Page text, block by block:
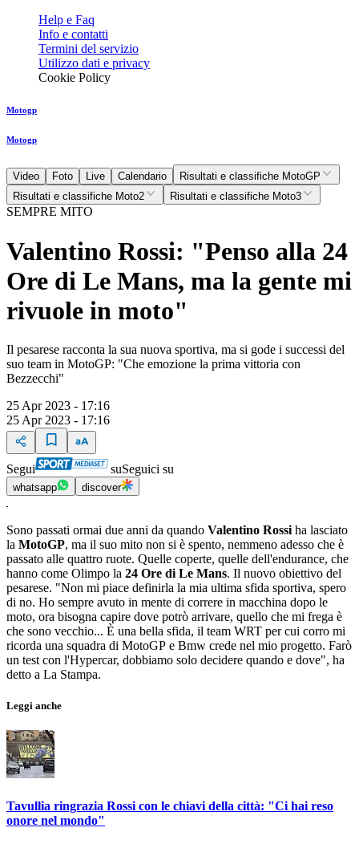
Help e Faq
Info e contatti
Termini del servizio
Utilizzo dati e privacy
Cookie Policy
Motogp
Motogp
Video Foto Live Calendario
Risultati e classifiche MotoGP
Risultati e classifiche Moto2
Risultati e classifiche Moto3
SEMPRE MITO
Valentino Rossi: "Penso alla 24
Ore di Le Mans, ma la gente mi
rivuole in moto"
Il pesarese racconta la sua nuova sportiva, ma si gode i successi del
suo team in MotoGP: "Che emozione la prima vittoria con
Bezzecchi"
25 Apr 2023 - 17:16
25 Apr 2023 - 17:16
Segui suSeguici su
whatsapp discover
Sono passati ormai due anni da quando Valentino Rossi ha lasciato
la MotoGP, ma il suo mito non si è spento, nemmeno adesso che è
passato alle quattro ruote. Quelle coperte, quelle dell'endurance, che
hanno come Olimpo la 24 Ore di Le Mans. Il nuovo obiettivo del
pesarese. "Non mi piace definirla la mia ultima sfida sportiva, spero
di no. Ho sempre avuto in mente di correre in macchina dopo le
moto, ora bisogna capire dove potrò arrivare, quello che mi frega è
che sono vecchio... È una bella sfida, il team WRT per cui corro mi
ricorda una squadra di MotoGP e Bmw crede nel mio progetto. Farò
un test con l'Hypercar, dobbiamo solo decidere quando e dove", ha
detto a La Stampa.
Leggi anche
Tavullia ringrazia Rossi con le chiavi della città: "Ci hai reso
onore nel mondo"